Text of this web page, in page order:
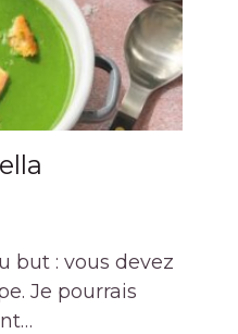
but : vous devez
Je pourrais